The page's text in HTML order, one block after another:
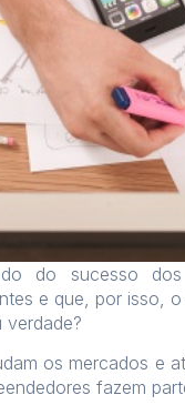
do sucesso
e que, por isso,
verdade?
os mercados e
fazem